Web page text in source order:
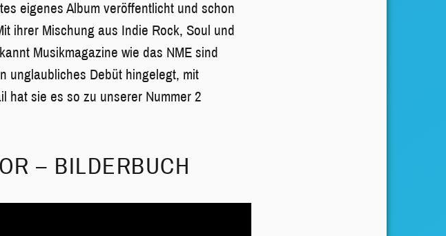
eigenes Album veröffentlicht und schon
ihrer Mischung aus Indie Rock, Soul und
Musikmagazine wie das NME sind
unglaubliches Debüt hingelegt, mit
hat sie es so zu unserer Nummer 2
– BILDERBUCH